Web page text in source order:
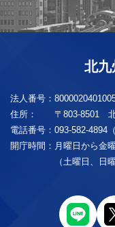
北九
法人番号：
住所：
〒803-8501
電話番号： 093-582-4894
開庁時間： 月曜日から金
（土曜日、日